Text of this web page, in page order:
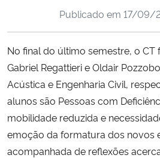
Ministério de Minas e Energia
Ministério do Meio Ambiente
Ministério do Turismo
Ministério do Desenvolvimento Regional
Publicado em 17/09/
No final do último semestre, o
Gabriel Regattieri e Oldair
Acústica e Engenharia Civil,
alunos são Pessoas com
mobilidade reduzida e
emoção da formatura dos novos
acompanhada de reflexões